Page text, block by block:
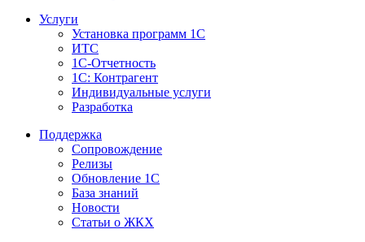
Услуги
Установка программ 1С
ИТС
1С-Отчетность
1С: Контрагент
Индивидуальные услуги
Разработка
Поддержка
Сопровождение
Релизы
Обновление 1С
База знаний
Новости
Статьи о ЖКХ